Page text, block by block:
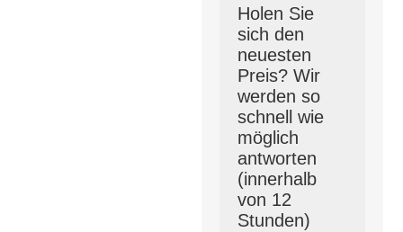
Holen Sie
sich den
neuesten
Preis? Wir
werden so
schnell wie
möglich
antworten
(innerhalb
von 12
Stunden)